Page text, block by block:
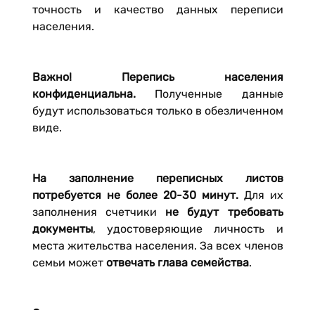
точность и качество данных переписи
населения.
Важно! Перепись населения
конфиденциальна.Полученные данные
будут использоваться только в обезличенном
виде.
На заполнение переписных листов
потребуется не более 20-30 минут. Для их
заполнения счетчики не будут требовать
документы, удостоверяющие личность и
места жительства населения. За всех членов
семьи может отвечать глава семейства.